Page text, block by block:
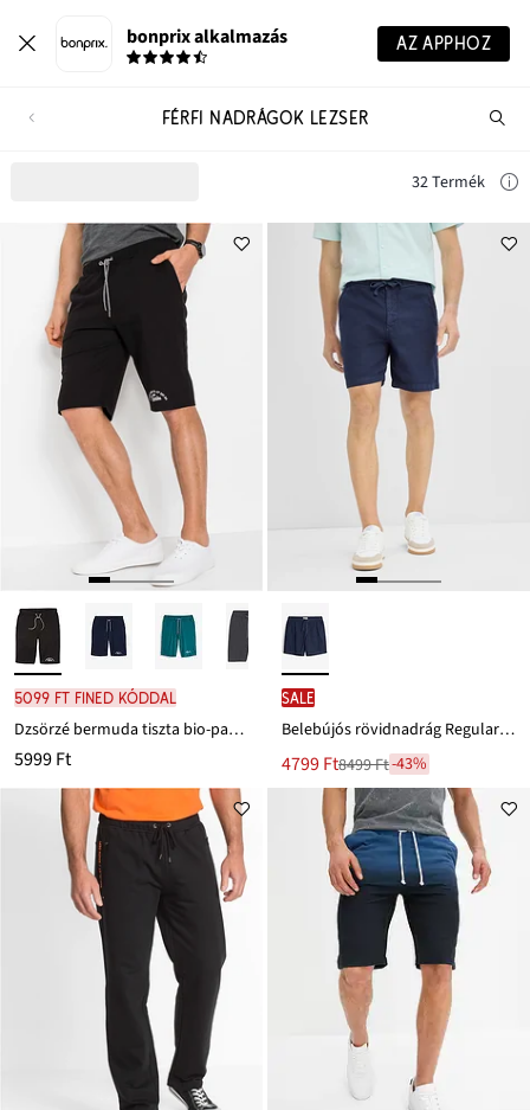
bonprix alkalmazás AZ APPHOZ
FÉRFI NADRÁGOK LEZSER
32 Termék
5099 Ft FINED kóddal
Dzsörzé bermuda tiszta bio-pamutból
5999 Ft
SALE
Belebújós rövidnadrág Regular Fit fazonban
Új
4799 Ft
Leárazva
8499 Ft
8499 Ft-43%